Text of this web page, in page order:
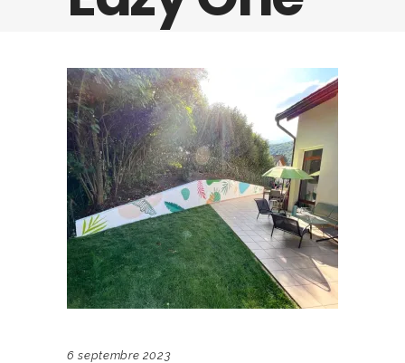
6 septembre 2023